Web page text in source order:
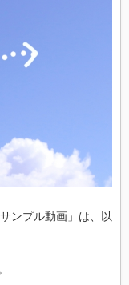
ンプル動画」は、以